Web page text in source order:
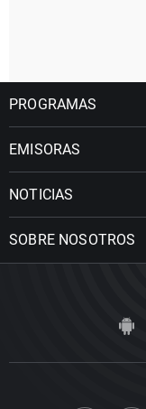
PROGRAMAS
EMISORAS
NOTICIAS
SOBRE NOSOTROS